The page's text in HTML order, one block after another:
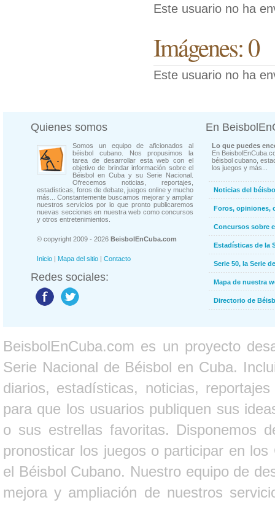
Este usuario no ha
Imágenes: 0
Este usuario no ha
Quienes somos
Somos un equipo de aficionados al
béisbol cubano. Nos propusimos la
tarea de desarrollar esta web con el
objetivo de brindar información sobre el
Béisbol en Cuba y su Serie Nacional.
Ofrecemos noticias, reportajes,
estadísticas, foros de debate, juegos online y mucho
más... Constantemente buscamos mejorar y ampliar
nuestros servicios por lo que pronto publicaremos
nuevas secciones en nuestra web como concursos
y otros entretenimientos.
© copyright 2009 - 2026 BeisbolEnCuba.com
Inicio | Mapa del sitio | Contacto
Redes sociales:
En
Lo que puedes
En
béisbol cubano,
los juegos y más...
Noticias del
Foros, opiniones,
Concursos sobre
Estadísticas de la
Serie 50, la Serie
Mapa de nuestra
Directorio de
BeisbolEnCuba.com es un proyecto
Serie Nacional de Béisbol en Cuba.
diarios, estadísticas, noticias,
para que los usuarios publiquen sus
o sus estrellas favoritas. Disponemos
pronosticar los juegos o participar en
el Béisbol Cubano. Nuestro equipo de
mejora y ampliación de nuestros